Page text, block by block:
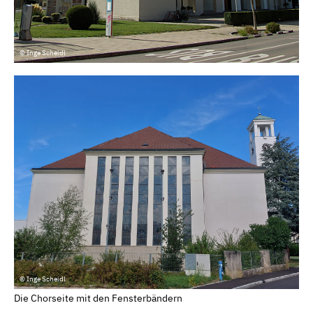
© Inge Scheidl
© Inge Scheidl
Die Chorseite mit den Fensterbändern